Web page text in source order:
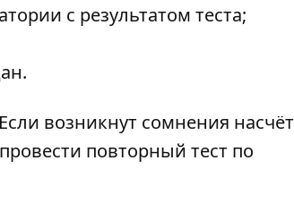
с результатом теста;
возникнут сомнения насчёт
повторный тест по